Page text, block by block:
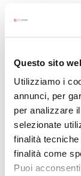
Questo sito
Utilizziamo i
annunci, per
per analizzare
selezionate
finalità
finalità come
Puoi
normativa
rendere più
Obiettivo
qualificare,
esperienze che
fruizione da
a sviluppare
privati attivi sul